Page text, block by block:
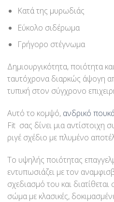
Κατά της μυρωδιάς
Εύκολο σιδέρωμα
Γρήγορο στέγνωμα
Δημιουργικότητα, ποιότητα
ταυτόχρονα διαρκώς άψογη
τυπική στον σύγχρονο
Αυτό το κομψό, ανδρικό
Fit σας δίνει μια αντίστοιχη
ριγέ σχέδιο με πλυμένο
Το υψηλής ποιότητας
εντυπωσιάζει με τον
σχεδιασμό του και
σώμα με κλασικές,